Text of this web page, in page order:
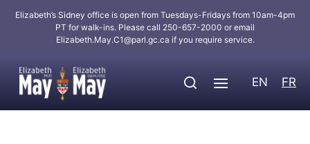
Elizabeth’s Sidney office is open from Tuesdays-Fridays from 10am-4pm
PT for walk-ins. Please call 250-657-2000 or email
Elizabeth.May.C1@parl.gc.ca if you require service.
EN FR